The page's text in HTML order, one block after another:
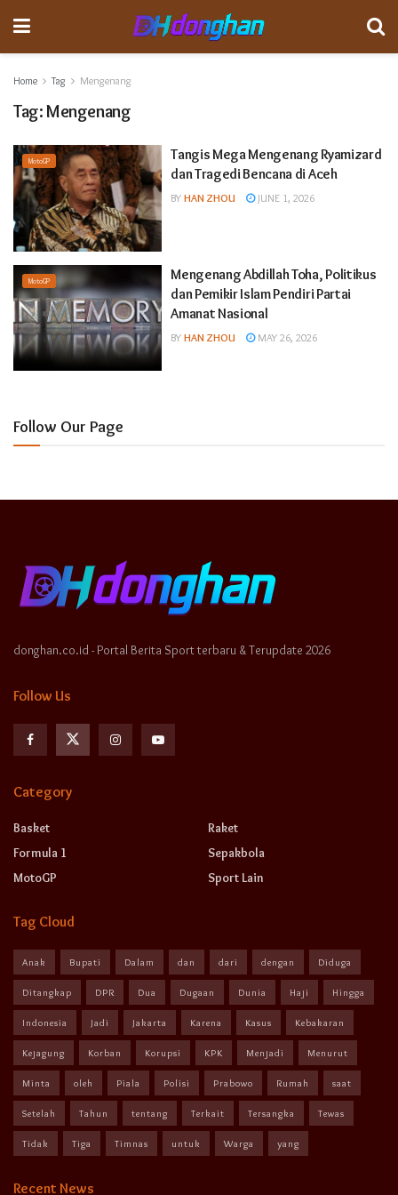
Home Tag Mengenang
Tag:Mengenang
MotoGP
Tangis Mega Mengenang Ryamizard
dan Tragedi Bencana di Aceh
BY HAN ZHOU JUNE 1, 2026
MotoGP
Mengenang Abdillah Toha, Politikus
dan Pemikir Islam Pendiri Partai
Amanat Nasional
BY HAN ZHOU MAY 26, 2026
Follow Our Page
donghan.co.id - Portal Berita Sport terbaru & Terupdate 2026
Follow Us
Category
Basket
Formula 1
MotoGP
Raket
Sepakbola
Sport Lain
Tag Cloud
Anak Bupati Dalam dan dari dengan Diduga
Ditangkap DPR Dua Dugaan Dunia Haji Hingga
Indonesia Jadi Jakarta Karena Kasus Kebakaran
Kejagung Korban Korupsi KPK Menjadi Menurut
Minta oleh Piala Polisi Prabowo Rumah saat
Setelah Tahun tentang Terkait Tersangka Tewas
Tidak Tiga Timnas untuk Warga yang
Recent News